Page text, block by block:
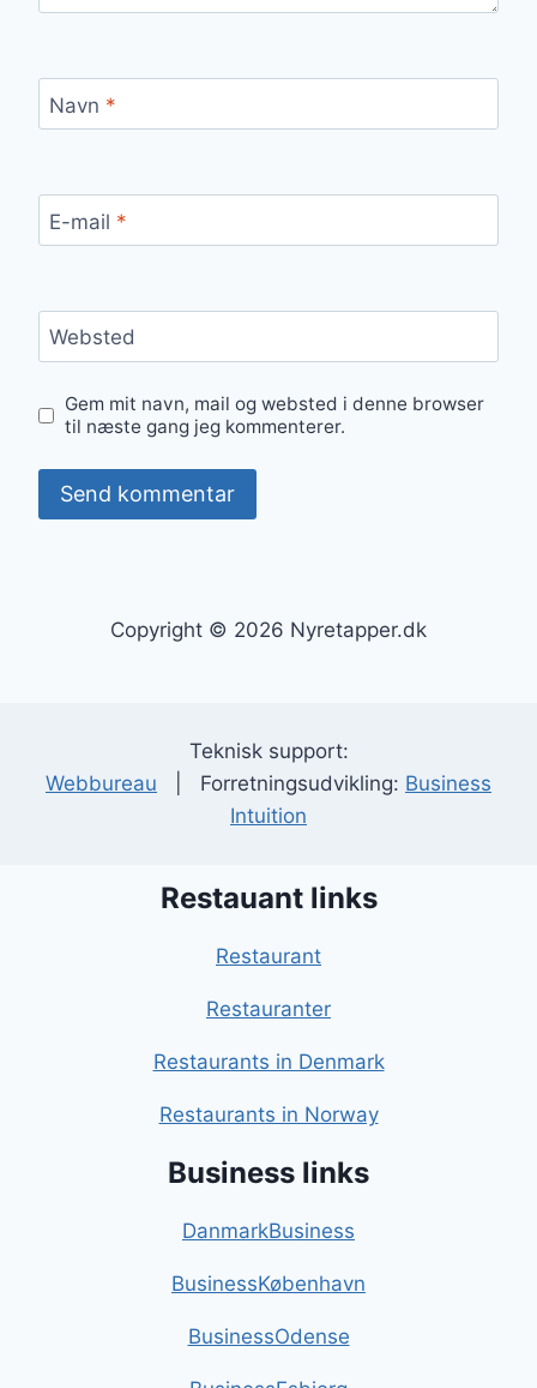
Navn *
E-mail *
Websted
Gem mit navn, mail og websted i denne browser
til næste gang jeg kommenterer.
Copyright © 2026 Nyretapper.dk
Teknisk support:
Webbureau | Forretningsudvikling: Business
Intuition
Restauant links
Restaurant
Restauranter
Restaurants in Denmark
Restaurants in Norway
Business links
DanmarkBusiness
BusinessKøbenhavn
BusinessOdense